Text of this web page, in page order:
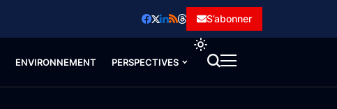
S’abonner
ENVIRONNEMENT PERSPECTIVES